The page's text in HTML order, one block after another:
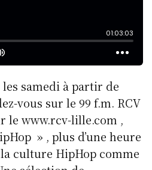
samedi à partir de
vous sur le 99 f.m. RCV
le www.rcv-lille.com ,
» , plus d’une heure
la culture HipHop comme